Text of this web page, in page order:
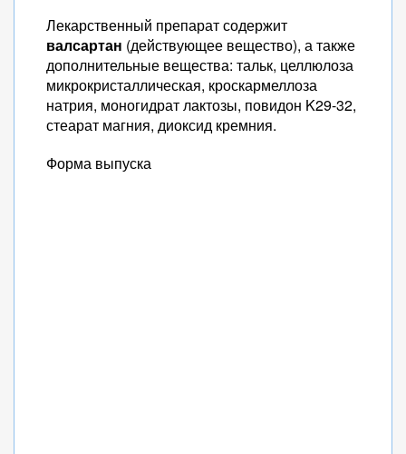
Лекарственный препарат содержит
валсартан (действующее вещество), а также
дополнительные вещества: тальк, целлюлоза
микрокристаллическая, кроскармеллоза
натрия, моногидрат лактозы, повидон K29-32,
стеарат магния, диоксид кремния.
Форма выпуска